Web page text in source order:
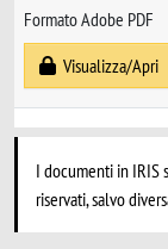
Formato Adobe PDF
Visualizza/Apri
I documenti in IRIS
riservati, salvo